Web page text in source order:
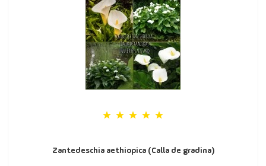
Zantedeschia aethiopica (Calla de gradina)